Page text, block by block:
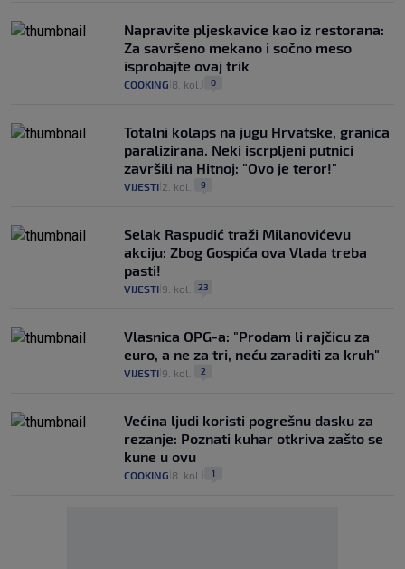
Napravite pljeskavice kao iz restorana:
Za savršeno mekano i sočno meso
isprobajte ovaj trik
COOKING 8. kol. 0
Totalni kolaps na jugu Hrvatske, granica
paralizirana. Neki iscrpljeni putnici
završili na Hitnoj: "Ovo je teror!"
VIJESTI 2. kol. 9
Selak Raspudić traži Milanovićevu
akciju: Zbog Gospića ova Vlada treba
pasti!
VIJESTI 9. kol. 23
Vlasnica OPG-a: "Prodam li rajčicu za
euro, a ne za tri, neću zaraditi za kruh"
VIJESTI 9. kol. 2
Većina ljudi koristi pogrešnu dasku za
rezanje: Poznati kuhar otkriva zašto se
kune u ovu
COOKING 8. kol. 1